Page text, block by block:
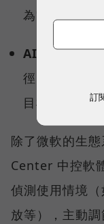
為繁體中文。
AI 智慧搜尋
徑，用自然
目標檔案。
除了微軟的生
Center 中控軟
偵測使用情境
放等），主動
訂